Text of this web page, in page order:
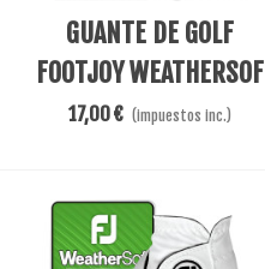
Añadir Al Carrito
GUANTE DE GOLF
FOOTJOY WEATHERSOF
BLANCO/TURQUESA
17,00 € (impuestos inc.)